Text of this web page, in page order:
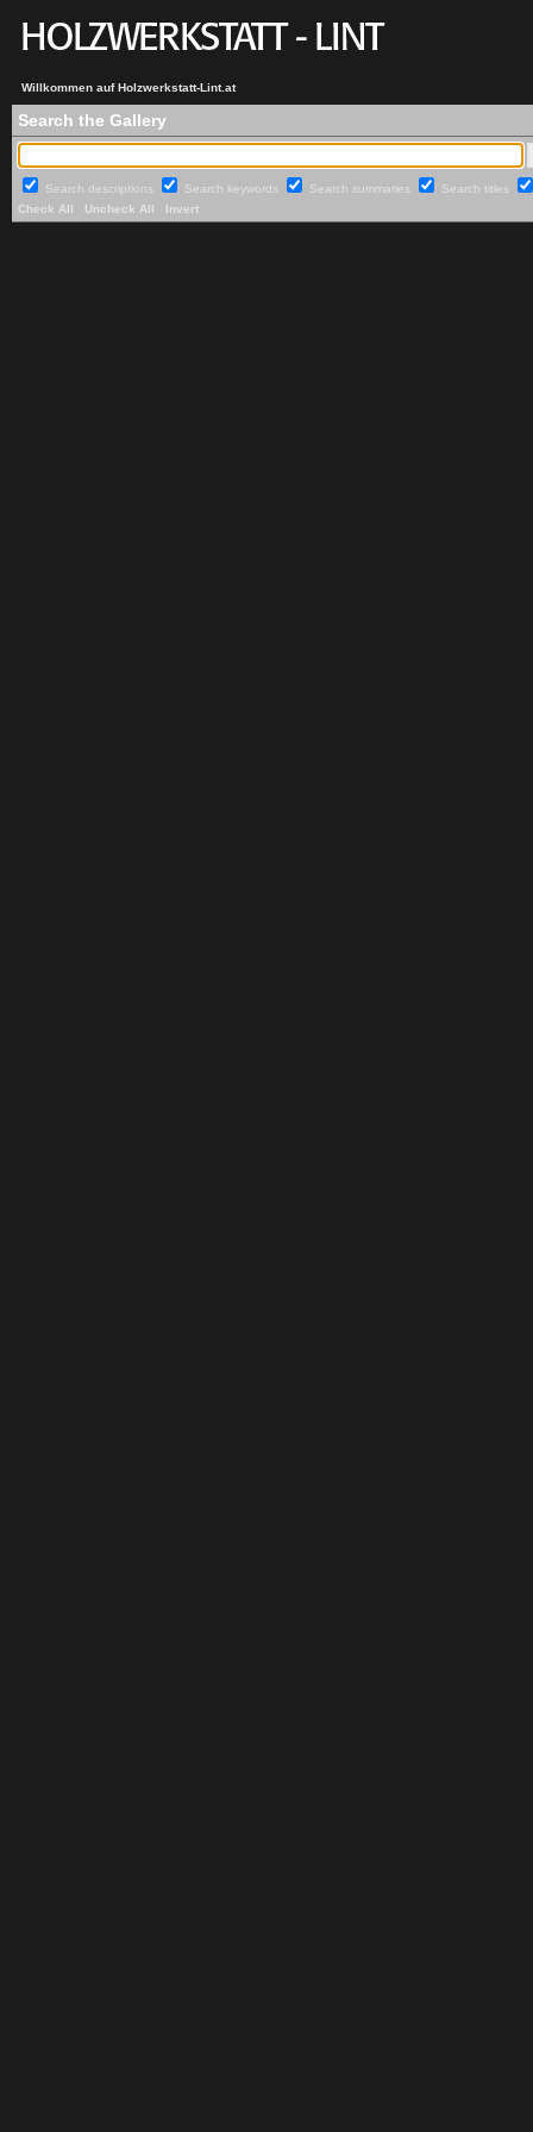
Willkommen auf Holzwerkstatt-Lint.at
Search the Gallery
Search descriptions Search keywords Search summaries
Search titles
Check All
Uncheck All Invert